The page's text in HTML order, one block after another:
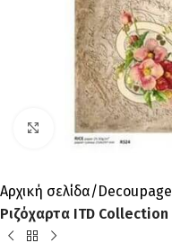
Click to enlarge
Αρχική σελίδα Decoupage
Ριζόχαρτα ITD Collection